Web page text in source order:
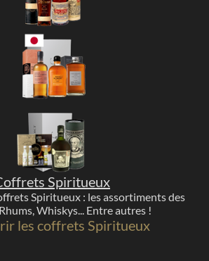
Spiritueux
Spiritueux : les assortiments des
Whiskys... Entre autres !
les coffrets Spiritueux